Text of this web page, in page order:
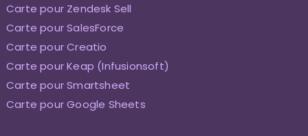
Carte pour Zendesk Sell
Carte pour SalesForce
Carte pour Creatio
Carte pour Keap (Infusionsoft)
Carte pour Smartsheet
Carte pour Google Sheets